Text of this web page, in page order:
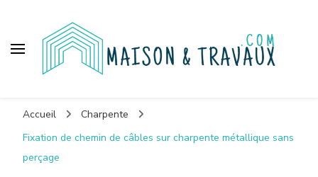
Accueil
Charpente
Fixation de chemin de câbles sur charpente métallique sans
perçage